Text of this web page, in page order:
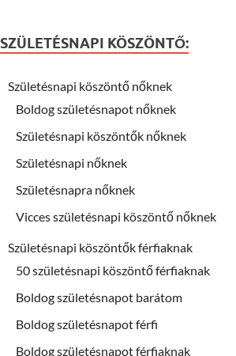
SZÜLETÉSNAPI KÖSZÖNTŐ:
Születésnapi köszöntő nőknek
Boldog születésnapot nőknek
Születésnapi köszöntők nőknek
Születésnapi nőknek
Születésnapra nőknek
Vicces születésnapi köszöntő nőknek
Születésnapi köszöntők férfiaknak
50 születésnapi köszöntő férfiaknak
Boldog születésnapot barátom
Boldog születésnapot férfi
Boldog születésnapot férfiaknak